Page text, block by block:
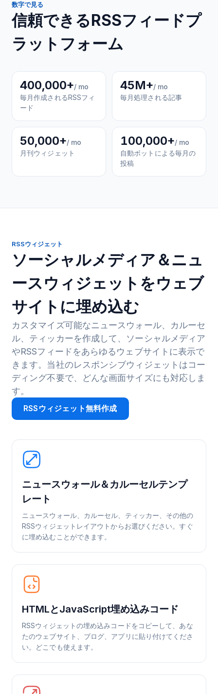
数字で見る
信頼できるRSSフィードプ
ラットフォーム
400,000+/ mo
毎月作成されるRSSフィ
ード
45M+/ mo
毎月処理される記事
50,000+/ mo
月刊ウィジェット
100,000+/ mo
自動ボットによる毎月の
投稿
RSSウィジェット
ソーシャルメディア＆ニュ
ースウィジェットをウェブ
サイトに埋め込む
カスタマイズ可能なニュースウォール、カルーセ
ル、ティッカーを作成して、ソーシャルメディア
やRSSフィードをあらゆるウェブサイトに表示で
きます。当社のレスポンシブウィジェットはコー
ディング不要で、どんな画面サイズにも対応しま
す。
RSSウィジェット無料作成
ニュースウォール＆カルーセルテンプ
レート
ニュースウォール、カルーセル、ティッカー、その他の
RSSウィジェットレイアウトからお選びください。すぐ
に埋め込むことができます。
HTMLとJavaScript埋め込みコード
RSSウィジェットの埋め込みコードをコピーして、あな
たのウェブサイト、ブログ、アプリに貼り付けてくださ
い。どこでも使えます。